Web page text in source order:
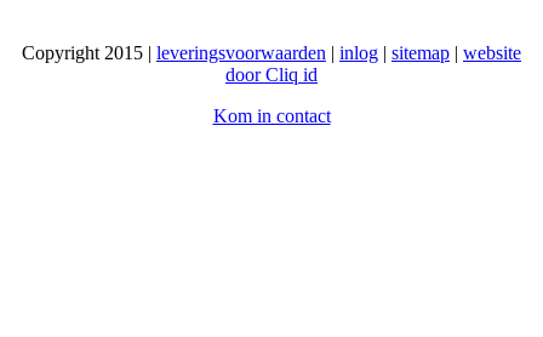
Copyright 2015 | leveringsvoorwaarden | inlog | sitemap | website
door Cliq id
Kom in contact